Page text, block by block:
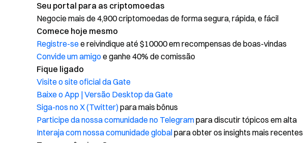
Seu portal para as criptomoedas
Negocie mais de 4,900 criptomoedas de forma segura, rápida, e fácil
Comece hoje mesmo
Registre-see reivindique até $10000 em recompensas de boas-vindas
Convide um amigo e ganhe 40% de comissão
Fique ligado
Visite o site oficial da Gate
Baixe o App | Versão Desktop da Gate
Siga-nos no X (Twitter)para mais bônus
Participe da nossa comunidade no Telegrampara discutir tópicos em alta
Interaja com nossa comunidade globalpara obter os insights mais recentes